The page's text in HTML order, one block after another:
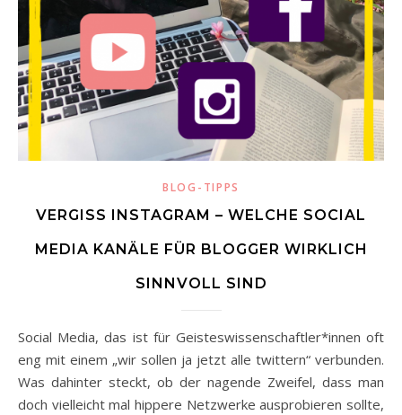
BLOG-TIPPS
VERGISS INSTAGRAM – WELCHE SOCIAL
MEDIA KANÄLE FÜR BLOGGER WIRKLICH
SINNVOLL SIND
Social Media, das ist für Geisteswissenschaftler*innen oft
eng mit einem „wir sollen ja jetzt alle twittern“ verbunden.
Was dahinter steckt, ob der nagende Zweifel, dass man
doch vielleicht mal hippere Netzwerke ausprobieren sollte,